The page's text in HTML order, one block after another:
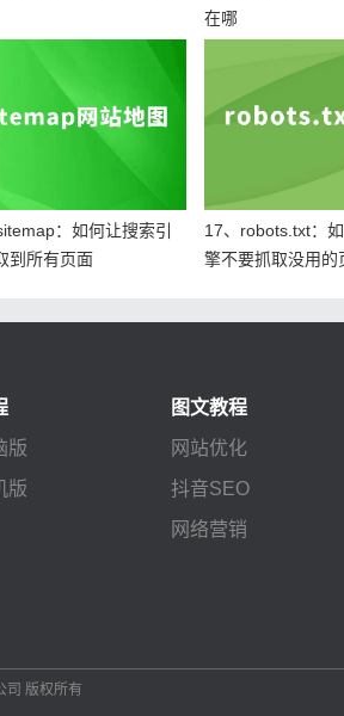
在哪
：如何让搜索引
到所有页面
17、robots.txt：如
擎不要抓取没用的
版
版
图文教程
网站优化
抖音SEO
网络营销
司 版权所有